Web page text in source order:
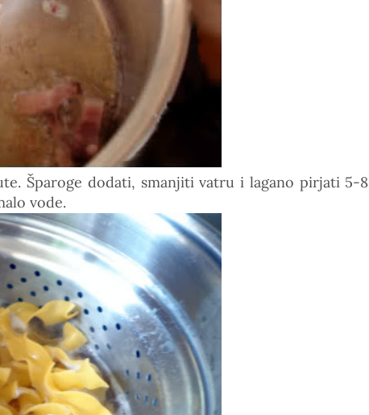
Šparoge dodati, smanjiti vatru i lagano pirjati 5-8
vode.